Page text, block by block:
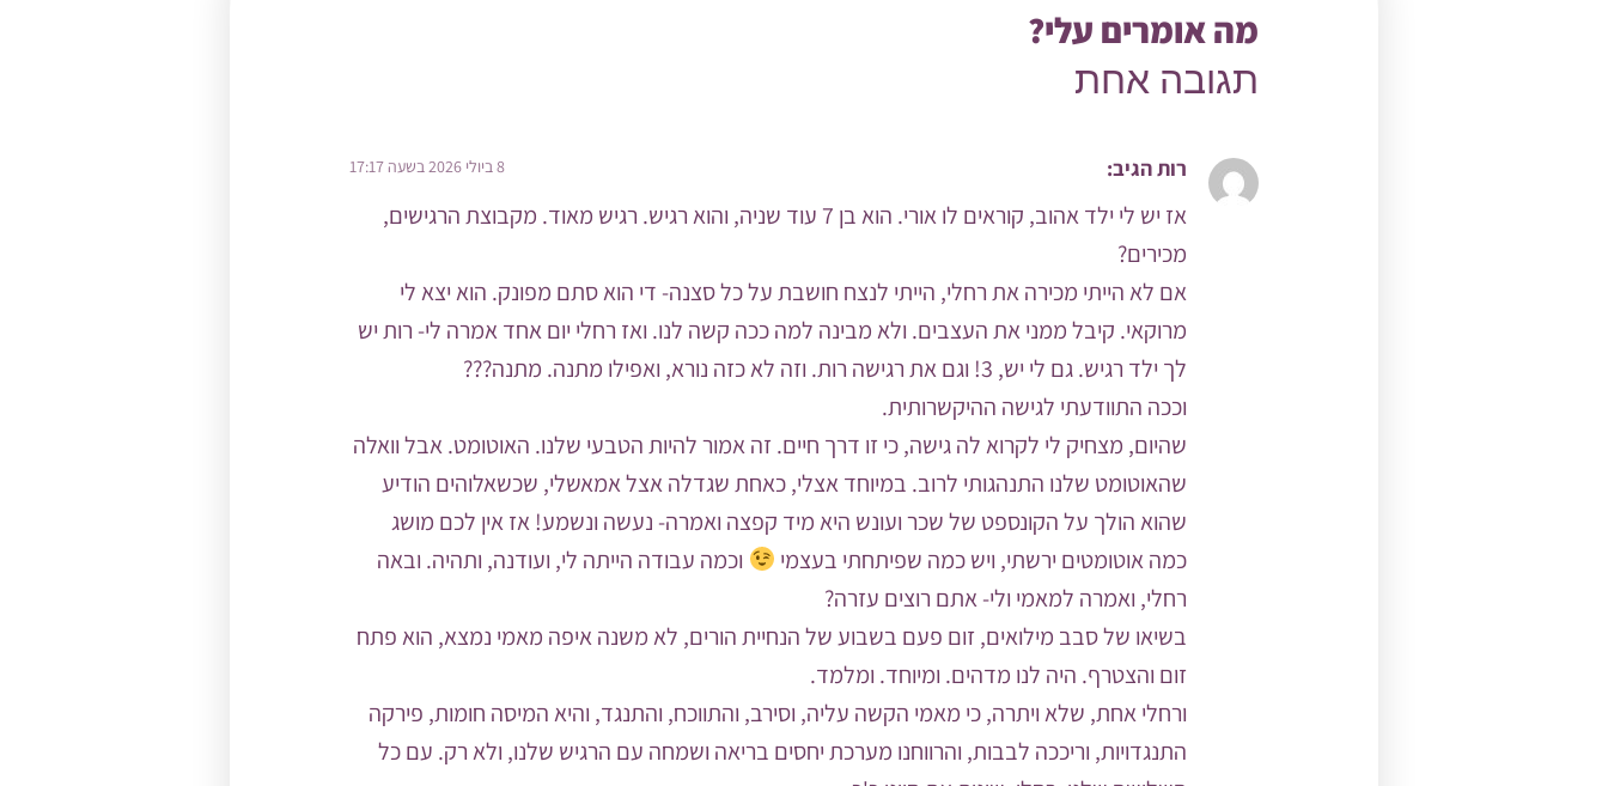
מה אומרים עלי?
תגובה אחת
רותהגיב: 8 ביולי 2026 בשעה 17:17
אז יש לי ילד אהוב, קוראים לו אורי. הוא בן 7 עוד שניה, והוא רגיש. רגיש מאוד. מקבוצת הרגישים,
מכירים?
אם לא הייתי מכירה את רחלי, הייתי לנצח חושבת על כל סצנה- די הוא סתם מפונק. הוא יצא לי
מרוקאי. קיבל ממני את העצבים. ולא מבינה למה ככה קשה לנו. ואז רחלי יום אחד אמרה לי- רות יש
לך ילד רגיש. גם לי יש, 3! וגם את רגישה רות. וזה לא כזה נורא, ואפילו מתנה. מתנה???
וככה התוודעתי לגישה ההיקשרותית.
שהיום, מצחיק לי לקרוא לה גישה, כי זו דרך חיים. זה אמור להיות הטבעי שלנו. האוטומט. אבל וואלה
שהאוטומט שלנו התנהגותי לרוב. במיוחד אצלי, כאחת שגדלה אצל אמאשלי, שכשאלוהים הודיע
שהוא הולך על הקונספט של שכר ועונש היא מיד קפצה ואמרה- נעשה ונשמע! אז אין לכם מושג
כמה אוטומטים ירשתי, ויש כמה שפיתחתי בעצמי
וכמה עבודה הייתה לי, ועודנה, ותהיה. ובאה
רחלי, ואמרה למאמי ולי- אתם רוצים עזרה?
בשיאו של סבב מילואים, זום פעם בשבוע של הנחיית הורים, לא משנה איפה מאמי נמצא, הוא פתח
זום והצטרף. היה לנו מדהים. ומיוחד. ומלמד.
ורחלי אחת, שלא ויתרה, כי מאמי הקשה עליה, וסירב, והתווכח, והתנגד, והיא המיסה חומות, פירקה
התנגדויות, וריככה לבבות, והרווחנו מערכת יחסים בריאה ושמחה עם הרגיש שלנו, ולא רק. עם כל